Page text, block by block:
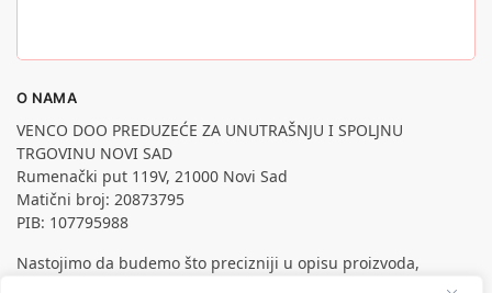
O NAMA
VENCO DOO PREDUZEĆE ZA UNUTRAŠNJU I SPOLJNU
TRGOVINU NOVI SAD
Rumenački put 119V, 21000 Novi Sad
Matični broj: 20873795
PIB: 107795988
Nastojimo da budemo što precizniji u opisu proizvoda,
prikazu slika i samih cena, ali ne možemo garantovati da su